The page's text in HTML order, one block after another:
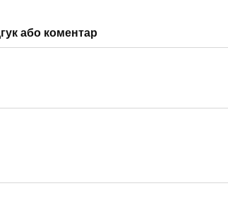
або коментар